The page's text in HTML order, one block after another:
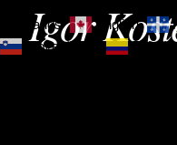
Igor
Nederlands English
Slovenščina